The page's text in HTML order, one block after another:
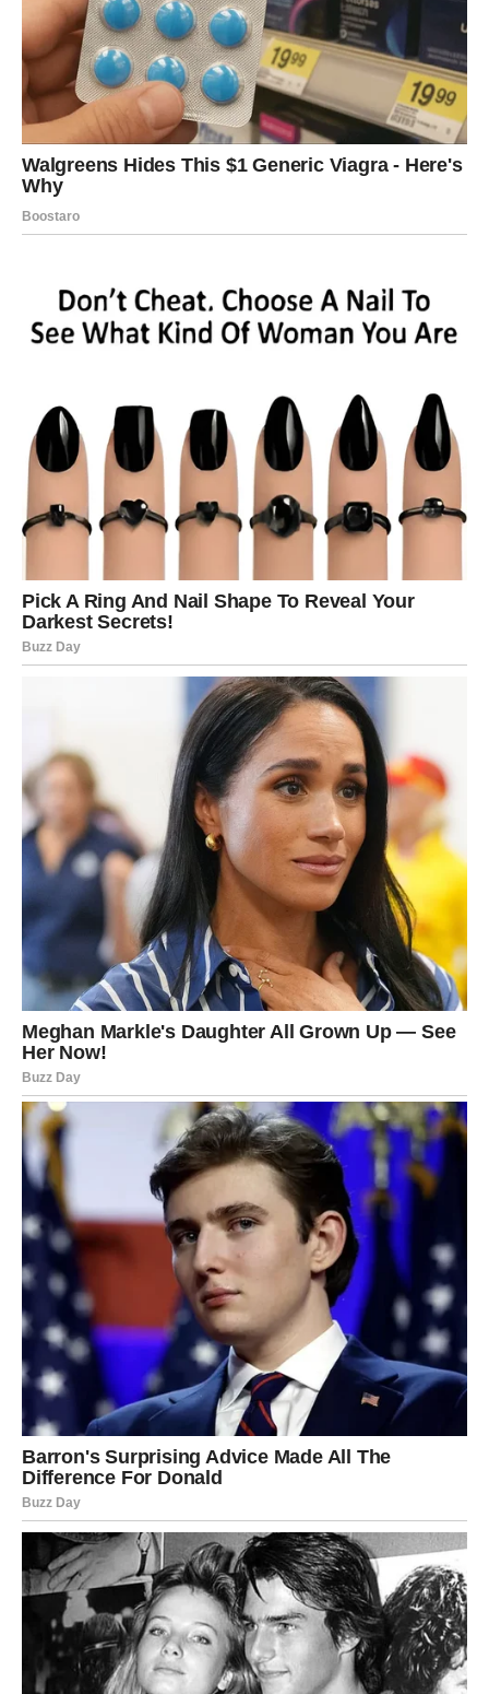
Ponekad je najveća snaga u tome da priznate da ste
zaslužili olakšanje.
SUDBINSKI MOMENAT – KADA
SHVATATE DA STE IZDRŽALI
NAJTEŽE
jasno osetiti da se nešto menja. Možda kroz vest. Možda
kroz razgovor. Možda kroz unutrašnji osećaj mira.
Shvatićete da je najteži deo iza vas.
Karma sada radi za vas – ne protiv vas.
Ako ste ulagali trud – dolazi stabilnost.
Ako ste ćutali – dolazi priznanje.